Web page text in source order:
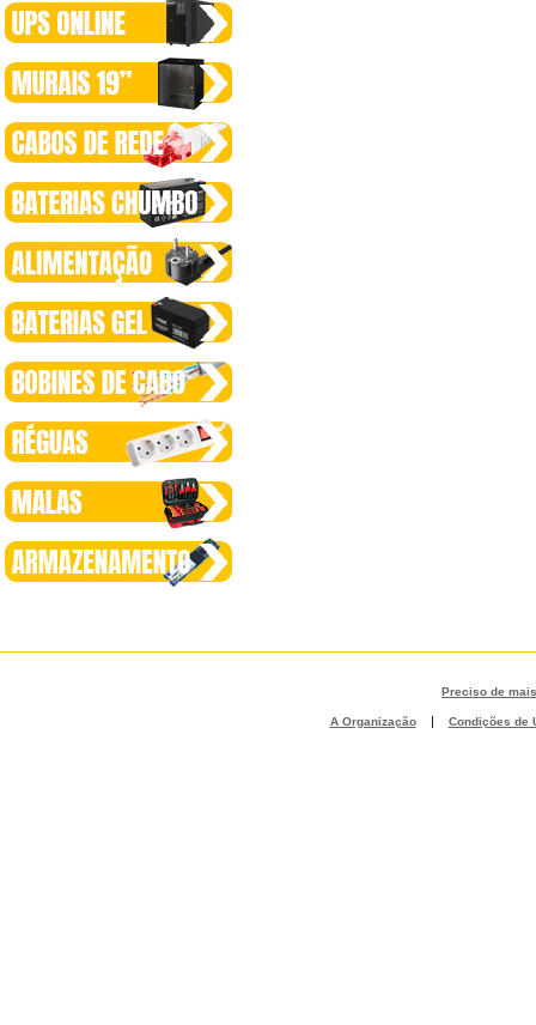
Preciso de
A Organização | Condições de